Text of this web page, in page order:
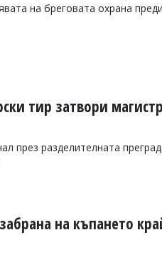
на бреговата охрана
тир затвори
през разделителната
на къпането